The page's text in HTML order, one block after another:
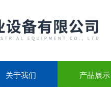
关于我们 产品展示